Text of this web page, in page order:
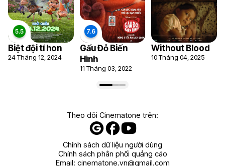
6.7 6.7
Biệt đội tí hon
24 Tháng 12, 2024
Gấu Đỏ Biến
Hình
11 Tháng 03, 2022
Without Blood
10 Tháng 04, 2025
Theo dõi Cinematone trên:
Chính sách dữ liệu người dùng
Chính sách phân phối quảng cáo
Email: cinematone.vn@gmail.com